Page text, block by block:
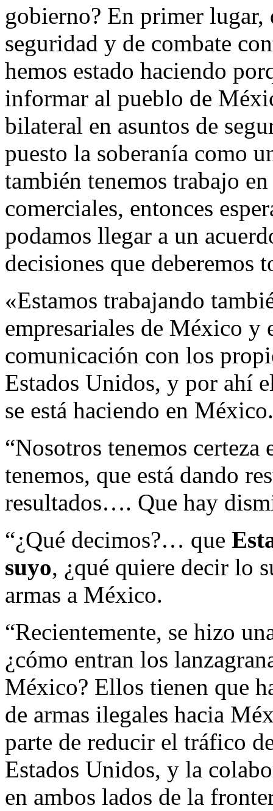
gobierno? En primer lugar,
seguridad y de combate
hemos estado haciendo
informar al pueblo de
bilateral en asuntos de
puesto la soberanía como
también tenemos trabajo
comerciales, entonces
podamos llegar a un
decisiones que deberemos
«Estamos trabajando
empresariales de México y
comunicación con los
Estados Unidos, y por ahí
se está haciendo en México.
“Nosotros tenemos certeza
tenemos, que está dando
resultados…. Que hay
“¿Qué decimos?… que
suyo, ¿qué quiere decir lo
armas a México.
“Recientemente, se hizo
¿cómo entran los
México? Ellos tienen que
de armas ilegales hacia
parte de reducir el tráfico
Estados Unidos, y la
en ambos lados de la